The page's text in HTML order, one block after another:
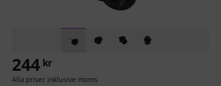
244 kr
Alla priser inklusive moms